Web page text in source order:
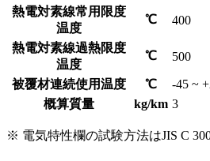
熱電対素線常用限度
温度
℃ 400
熱電対素線過熱限度
温度
℃ 500
被覆材連続使用温度 ℃
-45 ~
概算質量
kg/km 3
※ 電気特性欄の試験方法はJIS C